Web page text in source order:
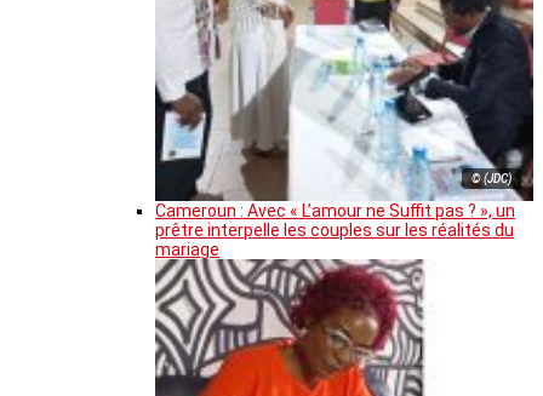
© (JDC)
Cameroun : Avec « L’amour ne Suffit pas ? », un
prêtre interpelle les couples sur les réalités du
mariage